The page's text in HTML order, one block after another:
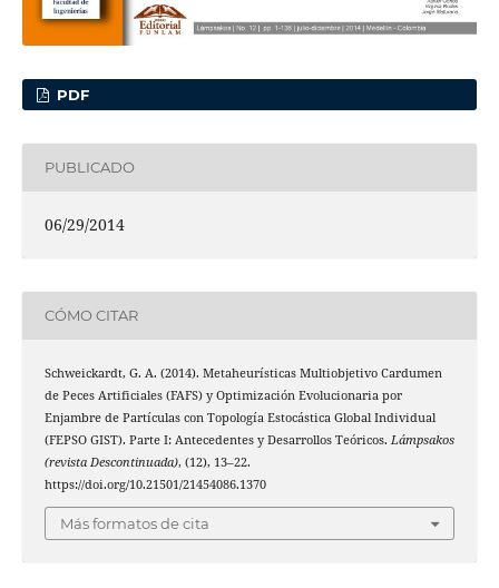
PDF
PUBLICADO
06/29/2014
CÓMO CITAR
Schweickardt, G. A. (2014). Metaheurísticas Multiobjetivo Cardumen
de Peces Artificiales (FAFS) y Optimización Evolucionaria por
Enjambre de Partículas con Topología Estocástica Global Individual
(FEPSO GIST). Parte I: Antecedentes y Desarrollos Teóricos. Lámpsakos
(revista Descontinuada), (12), 13–22.
https://doi.org/10.21501/21454086.1370
Más formatos de cita